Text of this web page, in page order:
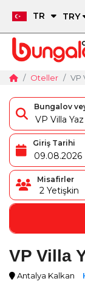
TR TRY
Oteller VP
Bungalov
Giriş Tarihi
Misafirler
2 Yetişkin
VP Villa
Antalya Kalkan